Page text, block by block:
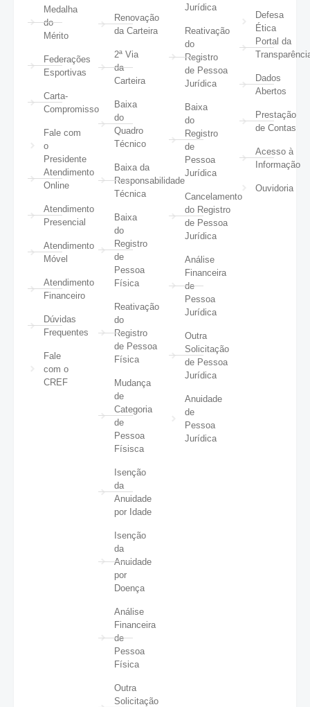
Medalha
do
Mérito
Federações
Esportivas
Carta-
Compromisso
Fale com
o
Presidente
Atendimento
Online
Atendimento
Presencial
Atendimento
Móvel
Atendimento
Financeiro
Dúvidas
Frequentes
Fale
com o
CREF
Renovação
da Carteira
2ª Via
da
Carteira
Baixa
do
Quadro
Técnico
Baixa da
Responsabilidade
Técnica
Baixa
do
Registro
de
Pessoa
Física
Reativação
do
Registro
de Pessoa
Física
Mudança
de
Categoria
de
Pessoa
Físisca
Isenção
da
Anuidade
por Idade
Isenção
da
Anuidade
por
Doença
Análise
Financeira
de
Pessoa
Física
Outra
Solicitação
Jurídica
Reativação
do
Registro
de Pessoa
Jurídica
Baixa
do
Registro
de
Pessoa
Jurídica
Cancelamento
do Registro
de Pessoa
Jurídica
Análise
Financeira
de
Pessoa
Jurídica
Outra
Solicitação
de Pessoa
Jurídica
Anuidade
de
Pessoa
Jurídica
Defesa
Ética
Portal da
Dados
Abertos
Prestação
de Contas
Acesso à
Informação
Ouvidoria